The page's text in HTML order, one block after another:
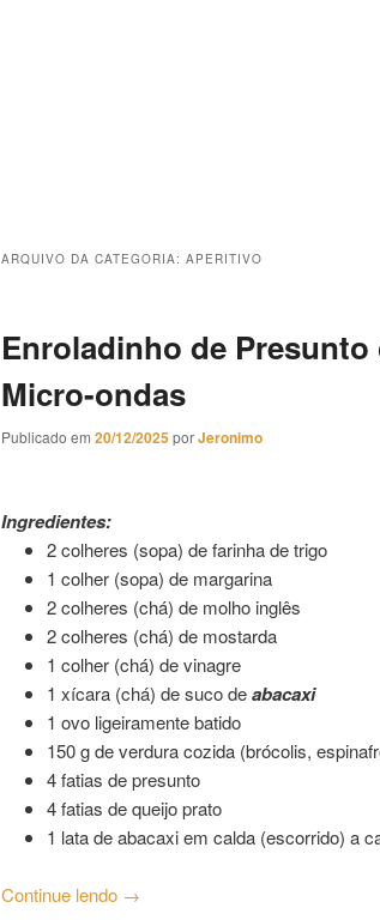
ARQUIVO DA CATEGORIA: APERITIVO
Enroladinho de Presunto
Micro-ondas
Publicado em 20/12/2025porJeronimo
Ingredientes:
2 colheres (sopa) de farinha de trigo
1 colher (sopa) de margarina
2 colheres (chá) de molho inglês
2 colheres (chá) de mostarda
1 colher (chá) de vinagre
1 xícara (chá) de suco deabacaxi
1 ovo ligeiramente batido
150 g de verdura cozida (brócolis,
4 fatias de presunto
4 fatias de queijo prato
1 lata de abacaxi em calda (escorrido) a
Continue lendo →